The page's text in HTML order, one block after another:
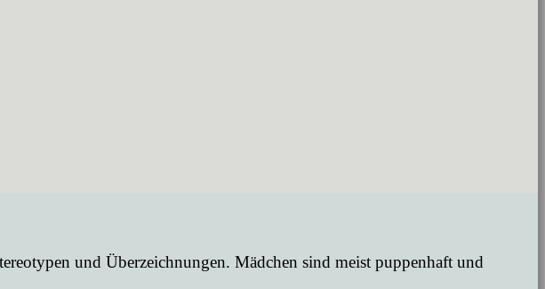
und Überzeichnungen. Mädchen sind meist puppenhaft und